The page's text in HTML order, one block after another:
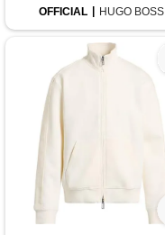
OFFICIAL HUGO BOSS